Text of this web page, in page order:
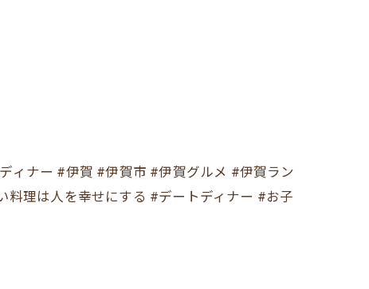
ィナー #伊賀 #伊賀市 #伊賀グルメ #伊賀ラン
理は人を幸せにする #デートディナー #お子